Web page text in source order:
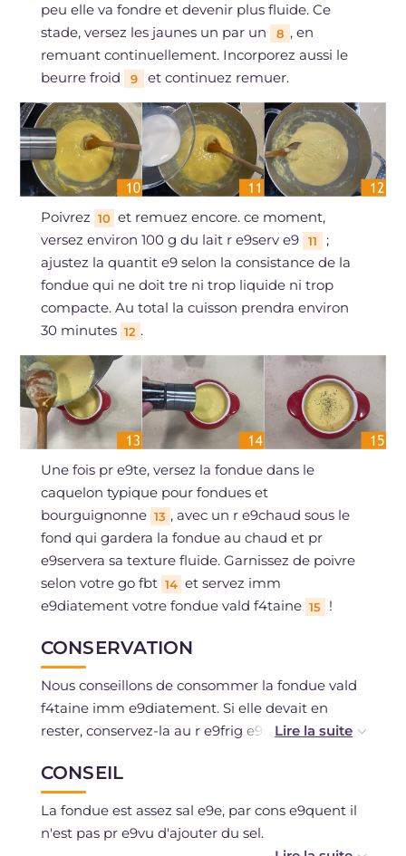
peu elle va fondre et devenir plus fluide. Ce
stade, versez les jaunes un par un
8 , en
remuant continuellement. Incorporez aussi le
beurre froid
9 et continuez remuer.
Poivrez 10 et remuez encore. ce moment,
versez environ 100 g du lait r e9serv e9
11
;
ajustez la quantit e9 selon la consistance de la
fondue qui ne doit tre ni trop liquide ni trop
compacte. Au total la cuisson prendra environ
30 minutes 12 .
Une fois pr e9te, versez la fondue dans le
caquelon typique pour fondues et
bourguignonne 13 , avec un r e9chaud sous le
fond qui gardera la fondue au chaud et pr
e9servera sa texture fluide. Garnissez de poivre
selon votre go fbt 14 et servez imm
e9diatement votre fondue vald f4taine 15 !
CONSERVATION
Nous conseillons de consommer la fondue vald
f4taine imm e9diatement. Si elle devait en
rester, conservez-la au r e9frig e9rateur et r
La cong e9lation est d e9conseill e9e.
CONSEIL
La fondue est assez sal e9e, par cons e9quent il
n'est pas pr e9vu d'ajouter du sel.